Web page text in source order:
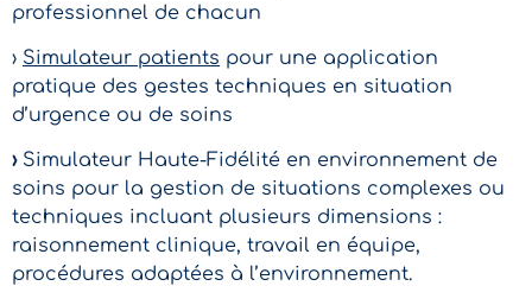
professionnel de chacun
› Simulateur patients pour une application
pratique des gestes techniques en situation
d’urgence ou de soins
›Simulateur Haute-Fidélité en environnement de
soins pour la gestion de situations complexes ou
techniques incluant plusieurs dimensions :
raisonnement clinique, travail en équipe,
procédures adaptées à l’environnement.